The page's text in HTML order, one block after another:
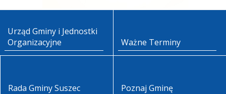
Urząd Gminy i Jednostki
Organizacyjne
Ważne Terminy
Rada Gminy Suszec Poznaj Gminę